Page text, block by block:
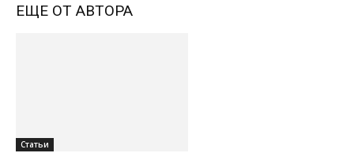
ЕЩЕ ОТ АВТОРА
Статьи